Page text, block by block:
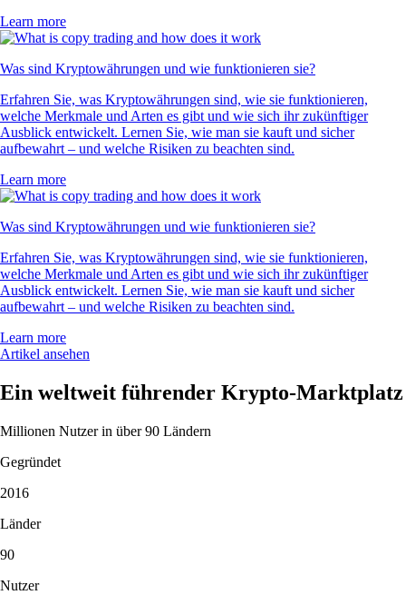
Learn more
Was sind Kryptowährungen und wie funktionieren sie?
Erfahren Sie, was Kryptowährungen sind, wie sie funktionieren,
welche Merkmale und Arten es gibt und wie sich ihr zukünftiger
Ausblick entwickelt. Lernen Sie, wie man sie kauft und sicher
aufbewahrt – und welche Risiken zu beachten sind.
Learn more
Was sind Kryptowährungen und wie funktionieren sie?
Erfahren Sie, was Kryptowährungen sind, wie sie funktionieren,
welche Merkmale und Arten es gibt und wie sich ihr zukünftiger
Ausblick entwickelt. Lernen Sie, wie man sie kauft und sicher
aufbewahrt – und welche Risiken zu beachten sind.
Learn more
Artikel ansehen
Ein weltweit führender Krypto-Marktplatz
Millionen Nutzer in über 90 Ländern
Gegründet
2016
Länder
90
Nutzer